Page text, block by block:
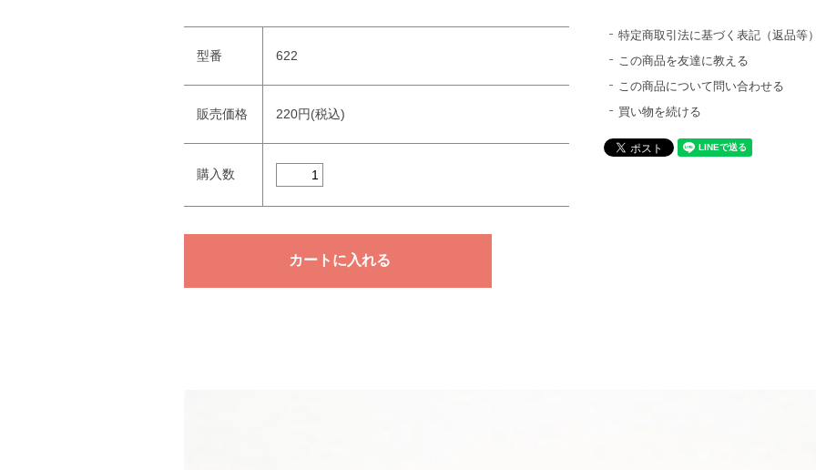
型番 622
販売価格 220円(税込)
購入数
特定商取引法に基づく表記（返品等
この商品を友達に教える
この商品について問い合わせる
買い物を続ける